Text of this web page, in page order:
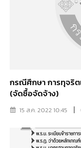
กรณีศึกษา การทุจริต
(จัดซื้อจัดจ้าง)
15 ส.ค. 2022 10:45